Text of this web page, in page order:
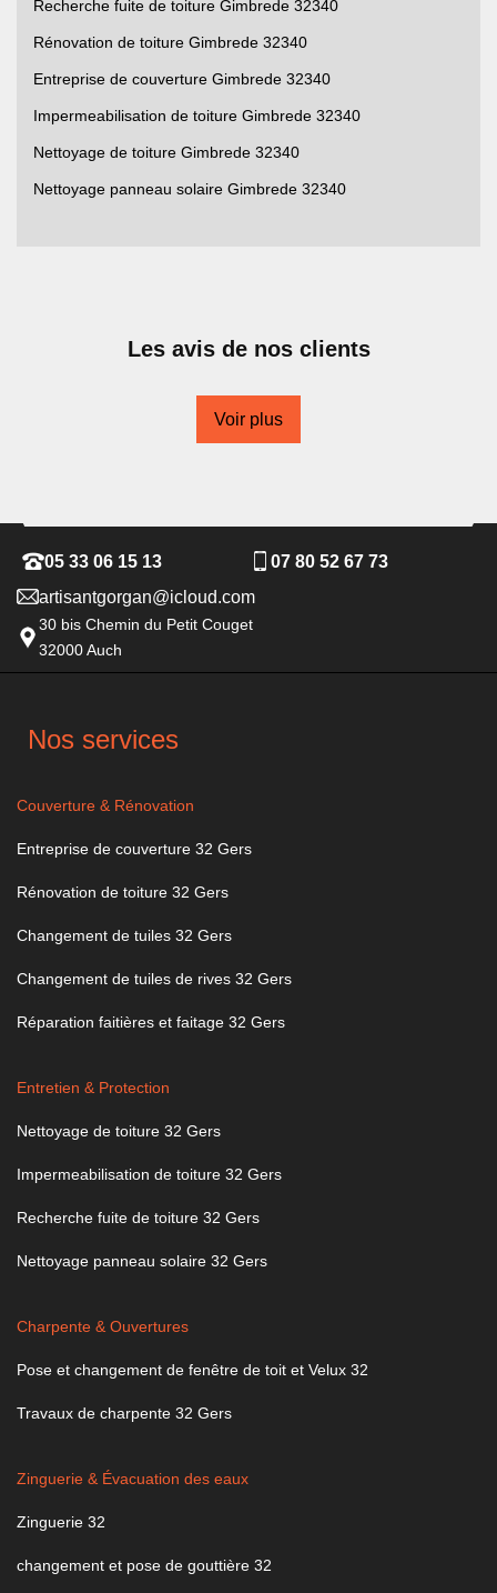
Recherche fuite de toiture Gimbrede 32340
Rénovation de toiture Gimbrede 32340
Entreprise de couverture Gimbrede 32340
Impermeabilisation de toiture Gimbrede 32340
Nettoyage de toiture Gimbrede 32340
Nettoyage panneau solaire Gimbrede 32340
Les avis de nos clients
Voir plus
05 33 06 15 13
07 80 52 67 73
artisantgorgan@icloud.com
30 bis Chemin du Petit Couget
32000 Auch
Nos services
Couverture & Rénovation
Entreprise de couverture 32 Gers
Rénovation de toiture 32 Gers
Changement de tuiles 32 Gers
Changement de tuiles de rives 32 Gers
Réparation faitières et faitage 32 Gers
Entretien & Protection
Nettoyage de toiture 32 Gers
Impermeabilisation de toiture 32 Gers
Recherche fuite de toiture 32 Gers
Nettoyage panneau solaire 32 Gers
Charpente & Ouvertures
Pose et changement de fenêtre de toit et Velux 32
Travaux de charpente 32 Gers
Zinguerie & Évacuation des eaux
Zinguerie 32
changement et pose de gouttière 32